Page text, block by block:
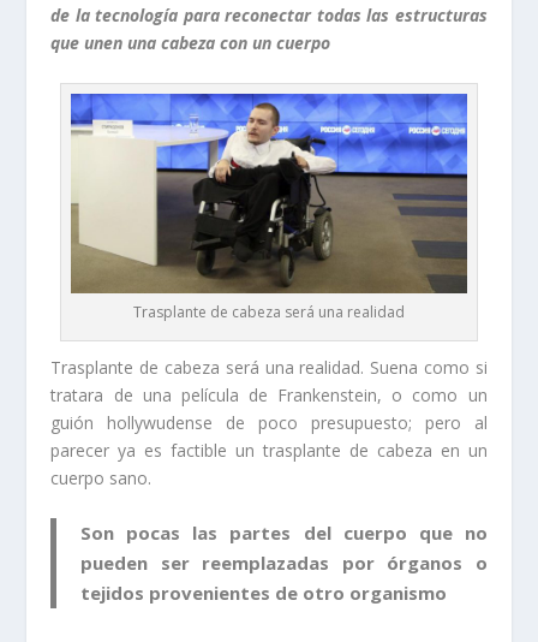
de la tecnología para reconectar todas las estructuras
que unen una cabeza con un cuerpo
Trasplante de cabeza será una realidad
Trasplante de cabeza será una realidad. Suena como si
tratara de una película de Frankenstein, o como un
guión hollywudense de poco presupuesto; pero al
parecer ya es factible un trasplante de cabeza en un
cuerpo sano.
Son pocas las partes del cuerpo que no
pueden ser reemplazadas por órganos o
tejidos provenientes de otro organismo